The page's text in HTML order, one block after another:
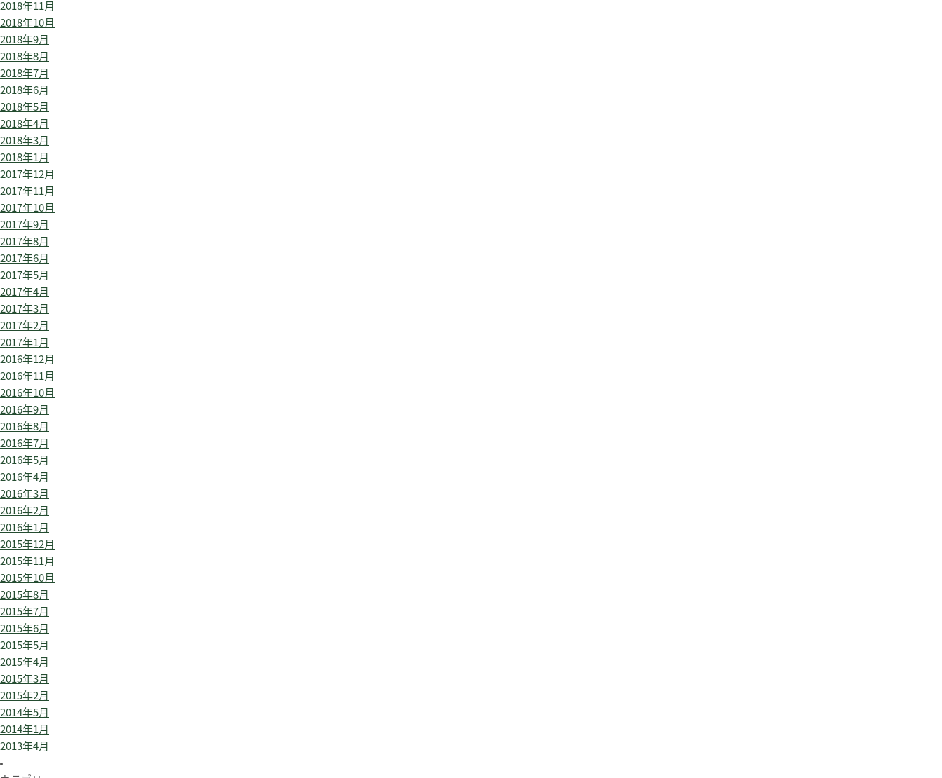
2018年11月
2018年10月
2018年9月
2018年8月
2018年7月
2018年6月
2018年5月
2018年4月
2018年3月
2018年1月
2017年12月
2017年11月
2017年10月
2017年9月
2017年8月
2017年6月
2017年5月
2017年4月
2017年3月
2017年2月
2017年1月
2016年12月
2016年11月
2016年10月
2016年9月
2016年8月
2016年7月
2016年5月
2016年4月
2016年3月
2016年2月
2016年1月
2015年12月
2015年11月
2015年10月
2015年8月
2015年7月
2015年6月
2015年5月
2015年4月
2015年3月
2015年2月
2014年5月
2014年1月
2013年4月